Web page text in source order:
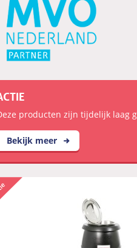
producten zijn tijdelijk laag
Bekijk meer